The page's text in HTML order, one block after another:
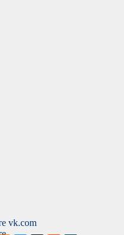
vk.com